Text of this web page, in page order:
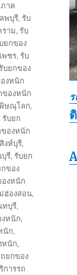
าค
พบุรี,รับ
าม,รับ
ยกของ
พชร,รับ
บยกของ
งหนัก
ของหนัก
ษณุโลก,
,รับยก
องหนัก
งห์บุรี,
รี,รับยก
ของ
งหนัก
ฮ่องสอน,
ทบุรี,
งหนัก,
นัก,
หนัก,
ยกของ
การรถ